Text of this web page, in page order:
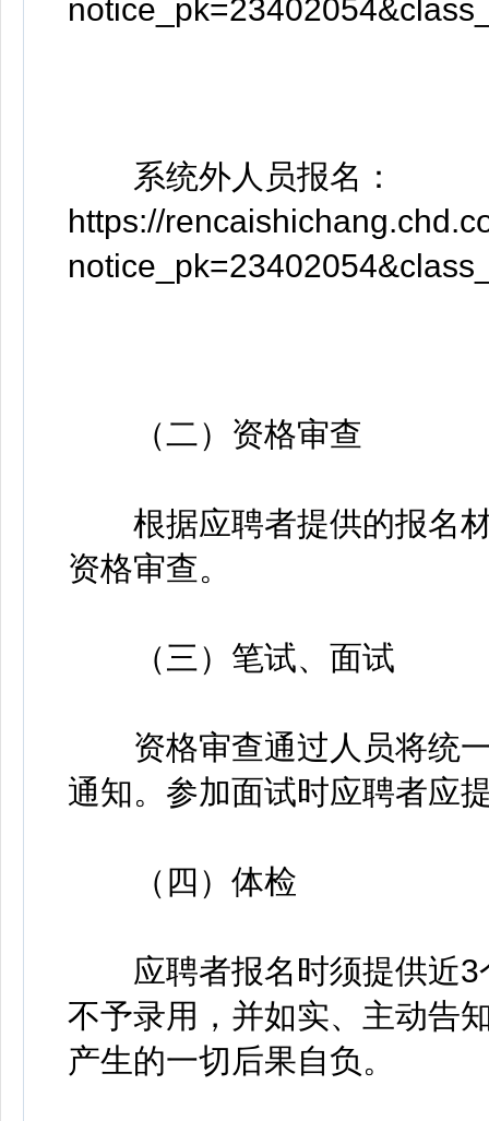
系统外人员报名：
https://
（二）资格审查
根据应聘者提供的报名材
资格审查。
（三）笔试、面试
资格审查通过人员将统一
通知。参加面试时应聘者应
（四）体检
应聘者报名时须提供近3
不予录用，并如实、主动告
产生的一切后果自负。